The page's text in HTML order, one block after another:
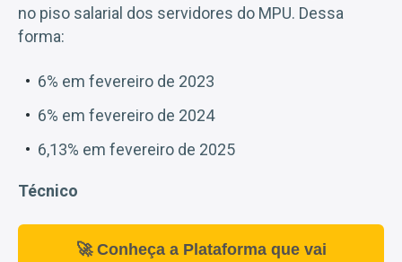
no piso salarial dos servidores do MPU. Dessa
forma:
6% em fevereiro de 2023
6% em fevereiro de 2024
6,13% em fevereiro de 2025
Técnico
🚀 Conheça a Plataforma que vai